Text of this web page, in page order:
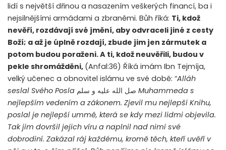
lidí s největší dřinou a nasazením veškerých financí, ba i
nejsilnějšími armádami a zbraněmi. Bůh říká: Ti, kdož
nevěří, rozdávají své jmění, aby odvraceli jiné z cesty
Boží; a až je úplně rozdají, zbude jim jen zármutek a
potom budou poraženi. A ti, kdož neuvěřili, budou v
pekle shromážděni, (Anfal:36) Říká imám Ibn Tejmíja,
velký učenec a obnovitel islámu ve své době: “Alláh
seslal Svého Posla
Muhammeda s
nejlepším vedením a zákonem. Zjevil mu nejlepší Knihu,
poslal je nejlepší ummě, která se kdy mezi lidmi objevila.
Tak jim dovršil jejich víru a naplnil nad nimi své
dobrodiní. Zakázal ráj každému, kromě těch, kteří uvěří v